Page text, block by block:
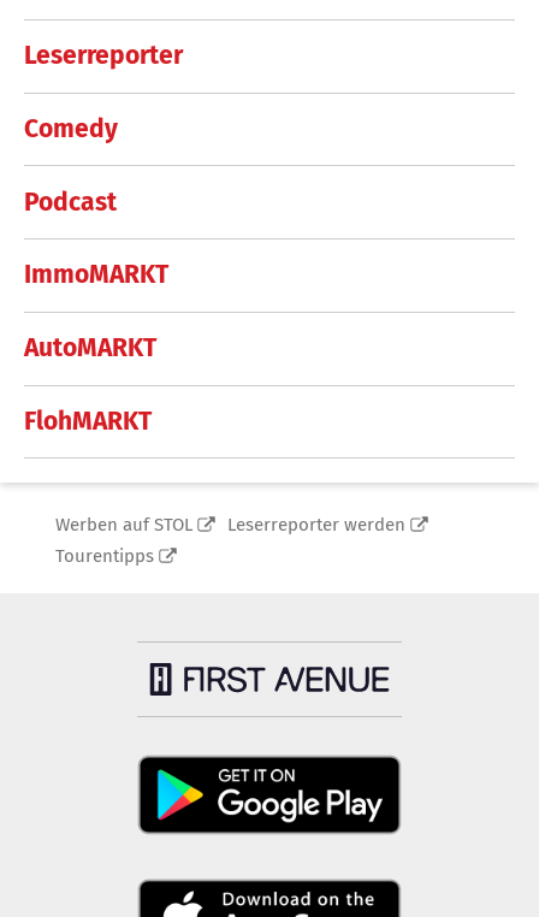
Leserreporter
Comedy
Podcast
ImmoMARKT
AutoMARKT
FlohMARKT
Werben auf STOL
Leserreporter werden
Tourentipps